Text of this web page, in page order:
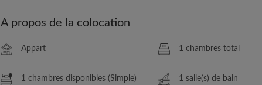
A propos de la colocation
Appart 1 chambres total
1 chambres disponibles (Simple) 1 salle(s) de bain